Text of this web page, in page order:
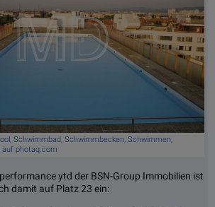
Schwimmbad, Schwimmbecken, Schwimmen,
photaq.com
ytd der BSN-Group Immobilien ist
damit auf Platz 23 ein: